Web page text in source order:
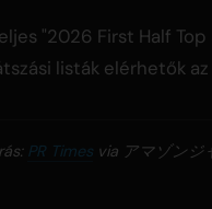
"2026 First Half
listák elérhetők
PR Times via アマゾンジ